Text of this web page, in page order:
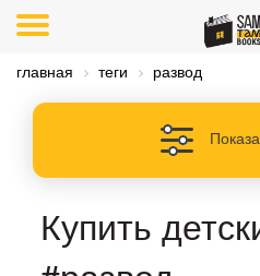
главная теги развод
Купить